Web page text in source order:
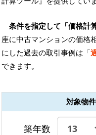
条件を指定して「価格計
座に中古マンションの価格
にした過去の取引事例は「
できます。
対象物
築年数